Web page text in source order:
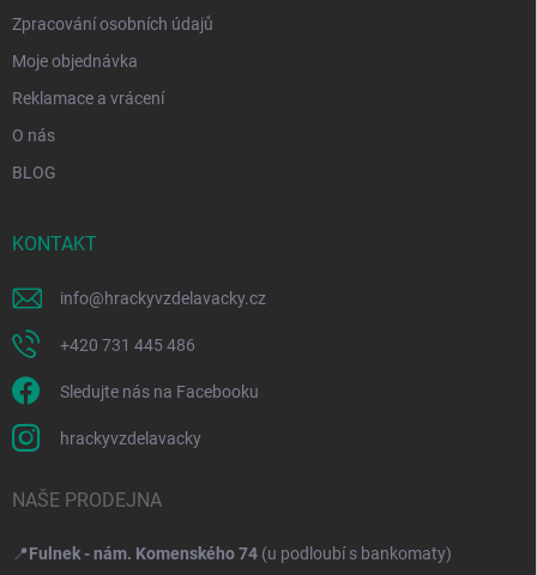
Zpracování osobních údajů
Moje objednávka
Reklamace a vrácení
O nás
BLOG
KONTAKT
info@hrackyvzdelavacky.cz
+420 731 445 486
Sledujte nás na Facebooku
hrackyvzdelavacky
NAŠE PRODEJNA
📍Fulnek - nám. Komenského 74 (u podloubí s bankomaty)